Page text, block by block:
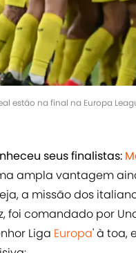
estão na final na Europa
seus finalistas:
ampla vantagem
a missão dos
foi comandado por
Liga Europa' à toa,